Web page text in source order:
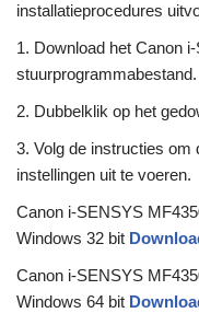
installatieprocedures
1. Download het Canon
stuurprogrammabestand.
2. Dubbelklik op het
3. Volg de instructies om
instellingen uit te voeren.
Canon i-SENSYS
Windows 32 bit
Canon i-SENSYS
Windows 64 bit